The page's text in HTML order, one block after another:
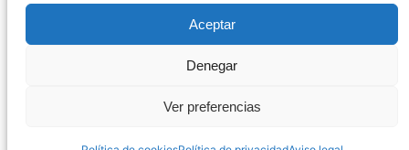
Aceptar
Denegar
Ver preferencias
WordPress
Página administrada por Javier Ripoll